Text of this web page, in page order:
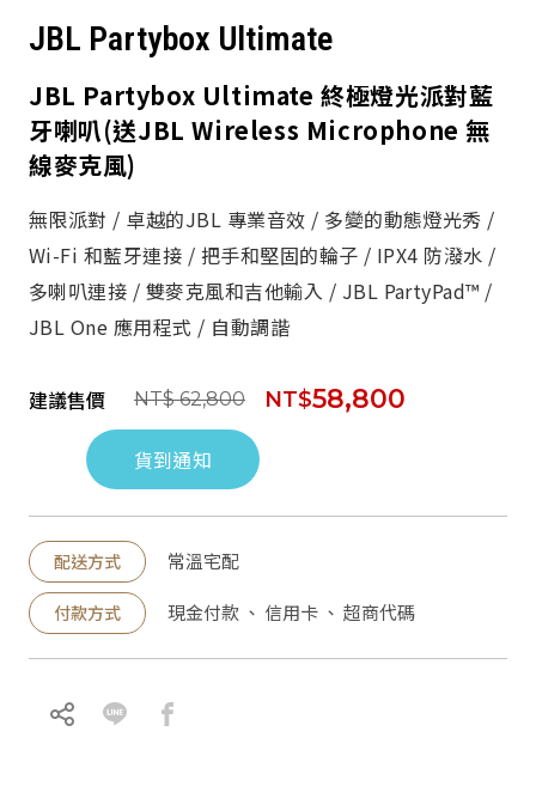
JBL Partybox Ultimate
JBL Partybox Ultimate 終極燈光派對藍
牙喇叭(送JBL Wireless Microphone 無
線麥克風)
無限派對 / 卓越的JBL 專業音效 / 多變的動態燈光秀 /
Wi-Fi 和藍牙連接 / 把手和堅固的輪子 / IPX4 防潑水 /
多喇叭連接 / 雙麥克風和吉他輸入 / JBL PartyPad™ /
JBL One 應用程式 / 自動調諧
建議售價 NT$ 62,800 NT$58,800
貨到通知
配送方式 常溫宅配
付款方式 現金付款 、 信用卡 、 超商代碼